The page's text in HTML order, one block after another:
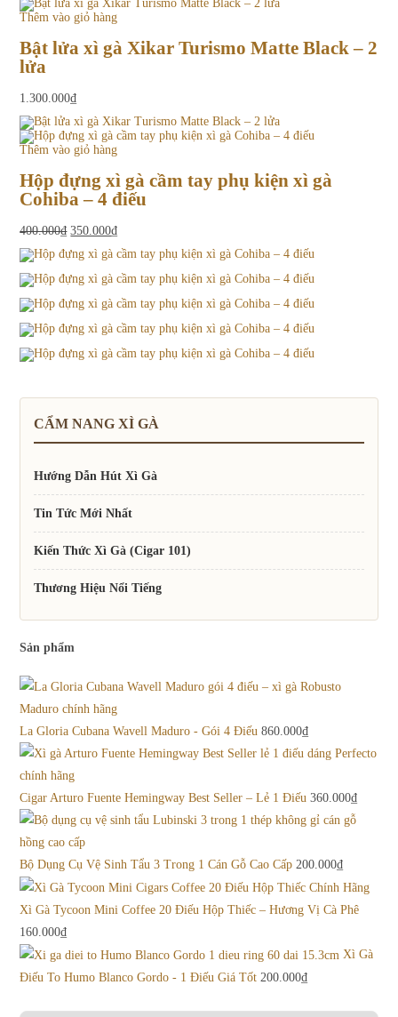
Thêm vào giỏ hàng
Bật lửa xì gà Xikar Turismo Matte Black – 2
lửa
1.300.000₫
Thêm vào giỏ hàng
Hộp đựng xì gà cầm tay phụ kiện xì gà
Cohiba – 4 điếu
400.000₫ Giá
là:
350.000₫Giá
tại
350.000₫.
CẨM NANG XÌ GÀ
Hướng Dẫn Hút Xì Gà
Tin Tức Mới Nhất
Kiến Thức Xì Gà (Cigar 101)
Thương Hiệu Nổi Tiếng
Sản phẩm
La Gloria Cubana Wavell Maduro - Gói 4 Điếu 860.000₫
Cigar Arturo Fuente Hemingway Best Seller – Lẻ 1 Điếu 360.000₫
Bộ Dụng Cụ Vệ Sinh Tẩu 3 Trong 1 Cán Gỗ Cao Cấp 200.000₫
Xì Gà Tycoon Mini Coffee 20 Điếu Hộp Thiếc – Hương Vị Cà Phê
160.000₫
Xì Gà
Điếu To Humo Blanco Gordo - 1 Điếu Giá Tốt 200.000₫